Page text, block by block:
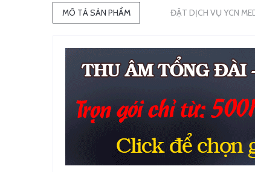
MÔ TẢ SẢN PHẨM ĐẶT DỊCH VỤ YCN